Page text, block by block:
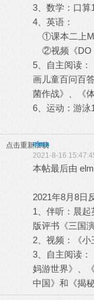
3、数学：口算
4、英语：
①课本二上
②视频《DO
5、自主阅读：
画儿童百问百
菌作战》、《
6、运动：游泳
点击重新加载
elma
2021-8-16
本帖最后由
2021年8月8日
1、伴听：晨
版评书《三国演
2、视频：《小
3、自主阅读
妈游世界》、
中国》和《揭